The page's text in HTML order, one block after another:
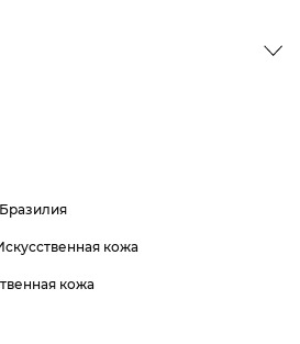
Бразилия
кожа
кожа